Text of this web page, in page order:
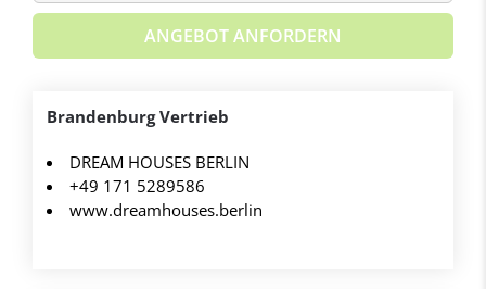
ANGEBOT ANFORDERN
Brandenburg Vertrieb
DREAM HOUSES BERLIN
+49 171 5289586
www.dreamhouses.berlin